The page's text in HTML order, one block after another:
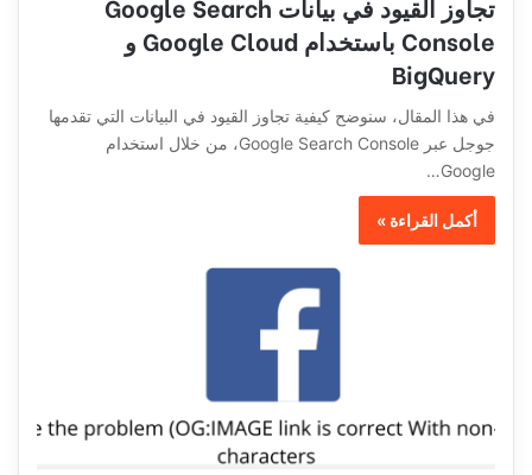
Console باستخدام Google Cloud و
BigQuery
في هذا المقال، سنوضح كيفية تجاوز القيود في البيانات التي تقدمها
جوجل عبر Google Search Console، من خلال استخدام
Google…
أكمل القراءة »